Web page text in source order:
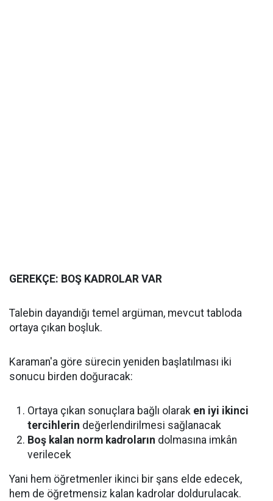
GEREKÇE: BOŞ KADROLAR VAR
Talebin dayandığı temel argüman, mevcut tabloda
ortaya çıkan boşluk.
Karaman'a göre sürecin yeniden başlatılması iki
sonucu birden doğuracak:
Ortaya çıkan sonuçlara bağlı olarak en iyi ikinci
tercihlerin değerlendirilmesi sağlanacak
Boş kalan norm kadroların dolmasına imkân
verilecek
Yani hem öğretmenler ikinci bir şans elde edecek,
hem de öğretmensiz kalan kadrolar doldurulacak.